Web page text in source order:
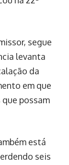
segue
levanta
da
em que
possam
está
seis